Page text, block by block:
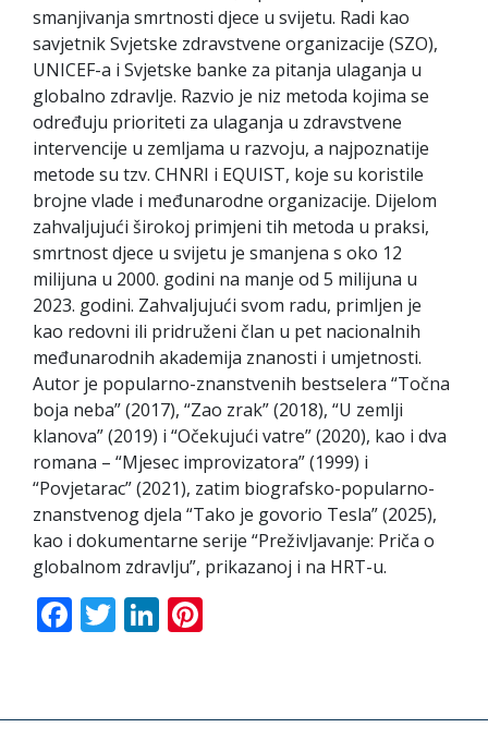
smanjivanja smrtnosti djece u svijetu. Radi kao
savjetnik Svjetske zdravstvene organizacije (SZO),
UNICEF-a i Svjetske banke za pitanja ulaganja u
globalno zdravlje. Razvio je niz metoda kojima se
određuju prioriteti za ulaganja u zdravstvene
intervencije u zemljama u razvoju, a najpoznatije
metode su tzv. CHNRI i EQUIST, koje su koristile
brojne vlade i međunarodne organizacije. Dijelom
zahvaljujući širokoj primjeni tih metoda u praksi,
smrtnost djece u svijetu je smanjena s oko 12
milijuna u 2000. godini na manje od 5 milijuna u
2023. godini. Zahvaljujući svom radu, primljen je
kao redovni ili pridruženi član u pet nacionalnih
međunarodnih akademija znanosti i umjetnosti.
Autor je popularno-znanstvenih bestselera “Točna
boja neba” (2017), “Zao zrak” (2018), “U zemlji
klanova” (2019) i “Očekujući vatre” (2020), kao i dva
romana – “Mjesec improvizatora” (1999) i
“Povjetarac” (2021), zatim biografsko-popularno-
znanstvenog djela “Tako je govorio Tesla” (2025),
kao i dokumentarne serije “Preživljavanje: Priča o
globalnom zdravlju”, prikazanoj i na HRT-u.
Facebook
TwitterLinkedIn